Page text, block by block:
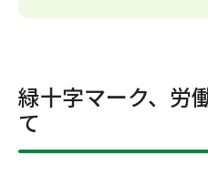
緑十字マーク、労
て